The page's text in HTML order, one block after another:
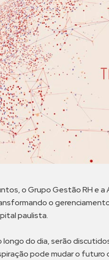
o Grupo Gestão RH e a
o
paulista.
longo do dia, serão
pode mudar o futuro